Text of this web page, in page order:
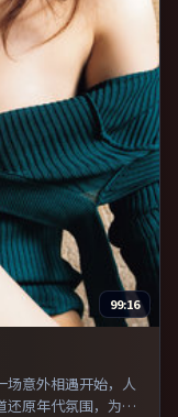
99:16
场意外相遇开始，人
还原年代氛围，为人